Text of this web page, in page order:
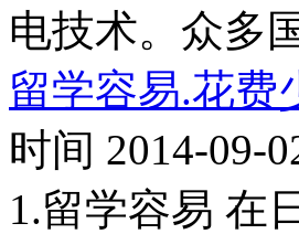
电技术。众多
留学容易.花费
时间 2014-09-
1.留学容易 在